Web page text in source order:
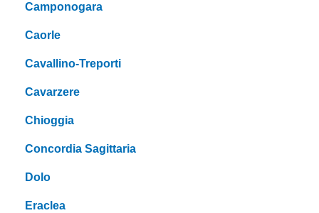
Camponogara
Caorle
Cavallino-Treporti
Cavarzere
Chioggia
Concordia Sagittaria
Dolo
Eraclea